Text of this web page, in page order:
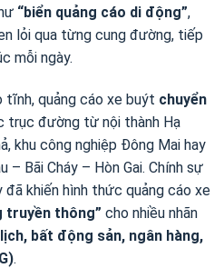
“biển quảng cáo di động”,
lỏi qua từng cung đường, tiếp
mỗi ngày.
tĩnh, quảng cáo xe buýt chuyển
trục đường từ nội thành Hạ
khu công nghiệp Đông Mai hay
– Bãi Cháy – Hòn Gai. Chính sự
đã khiến hình thức quảng cáo xe
truyền thông” cho nhiều nhãn
bất động sản, ngân hàng,
.